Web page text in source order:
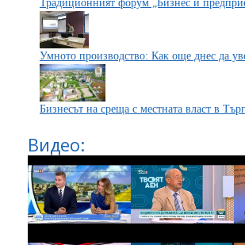
Традиционният форум „Бизнес и
Умното производство: Как още днес да
Бизнесът на среща с местната власт в
Видео: